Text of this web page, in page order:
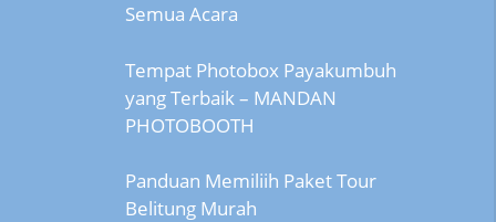
Semua Acara
Tempat Photobox Payakumbuh
yang Terbaik – MANDAN
PHOTOBOOTH
Panduan Memiliih Paket Tour
Belitung Murah